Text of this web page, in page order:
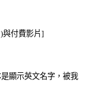
與付費影片]
顯示英文名字，被我